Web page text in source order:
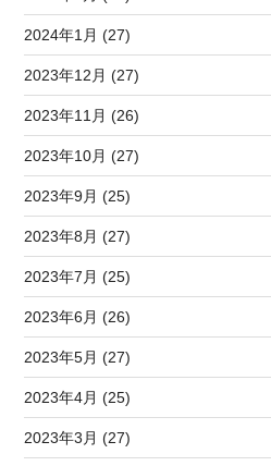
2024年1月 (27)
2023年12月 (27)
2023年11月 (26)
2023年10月 (27)
2023年9月 (25)
2023年8月 (27)
2023年7月 (25)
2023年6月 (26)
2023年5月 (27)
2023年4月 (25)
2023年3月 (27)